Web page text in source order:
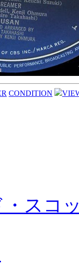
CONDITION
スコ